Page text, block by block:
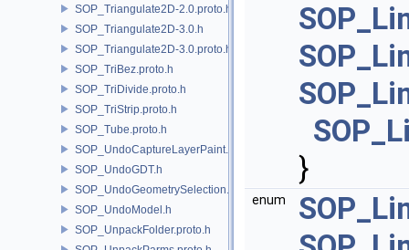
SOP_Triangulate2D-2.0.proto.h
SOP_Triangulate2D-3.0.h
SOP_Triangulate2D-3.0.proto.h
SOP_TriBez.proto.h
SOP_TriDivide.proto.h
SOP_TriStrip.proto.h
SOP_Tube.proto.h
SOP_UndoCaptureLayerPaint.h
SOP_UndoGDT.h
SOP_UndoGeometrySelection.h
SOP_UndoModel.h
SOP_UnpackFolder.proto.h
}
enum